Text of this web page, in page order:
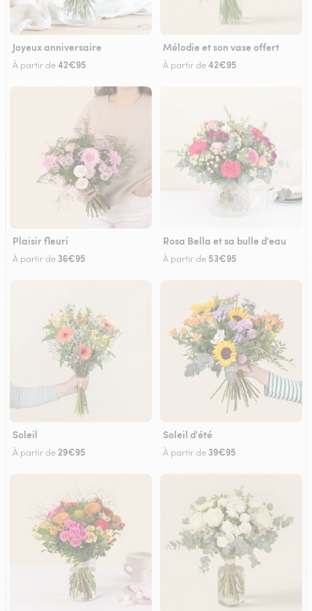
Joyeux anniversaire
À partir de42€95
Mélodie et son vase offert
À partir de42€95
Plaisir fleuri
À partir de 36€95
Rosa Bella et sa bulle d'eau
À partir de 53€95
Soleil
À partir de 29€95
Soleil d'été
À partir de 39€95